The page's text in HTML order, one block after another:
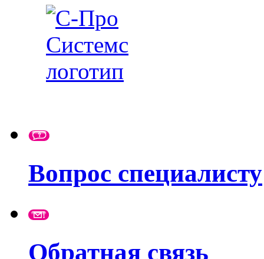
Вопрос специалисту
Обратная связь